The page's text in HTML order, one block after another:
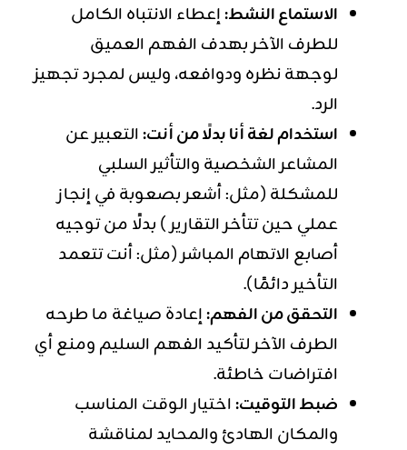
الاستماع النشط:إعطاء الانتباه الكامل
للطرف الآخر بهدف الفهم العميق
لوجهة نظره ودوافعه، وليس لمجرد تجهيز
الرد.
استخدام لغة أنا بدلًا من أنت:التعبير عن
المشاعر الشخصية والتأثير السلبي
للمشكلة (مثل: أشعر بصعوبة في إنجاز
عملي حين تتأخر التقارير) بدلًا من توجيه
أصابع الاتهام المباشر (مثل: أنت تتعمد
التأخير دائمًا).
التحقق من الفهم:إعادة صياغة ما طرحه
الطرف الآخر لتأكيد الفهم السليم ومنع أي
افتراضات خاطئة.
ضبط التوقيت:اختيار الوقت المناسب
والمكان الهادئ والمحايد لمناقشة